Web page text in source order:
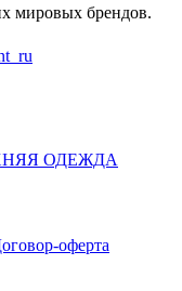
мировых брендов.
ОДЕЖДА
оферта